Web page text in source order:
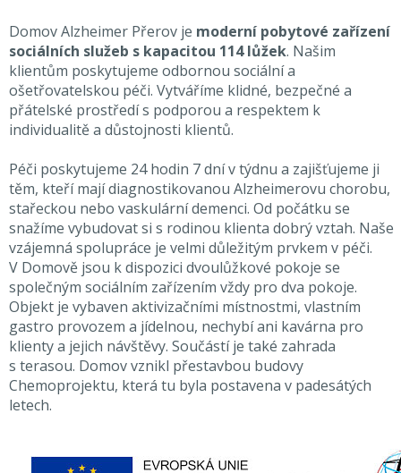
Domov Alzheimer Přerov je moderní pobytové zařízení
sociálních služeb s kapacitou 114 lůžek. Našim
klientům poskytujeme odbornou sociální a
ošetřovatelskou péči. Vytváříme klidné, bezpečné a
přátelské prostředí s podporou a respektem k
individualitě a důstojnosti klientů.
Péči poskytujeme 24 hodin 7 dní v týdnu a zajišťujeme ji
těm, kteří mají diagnostikovanou Alzheimerovu chorobu,
stařeckou nebo vaskulární demenci. Od počátku se
snažíme vybudovat si s rodinou klienta dobrý vztah. Naše
vzájemná spolupráce je velmi důležitým prvkem v péči.
V Domově jsou k dispozici dvoulůžkové pokoje se
společným sociálním zařízením vždy pro dva pokoje.
Objekt je vybaven aktivizačními místnostmi, vlastním
gastro provozem a jídelnou, nechybí ani kavárna pro
klienty a jejich návštěvy. Součástí je také zahrada
s terasou. Domov vznikl přestavbou budovy
Chemoprojektu, která tu byla postavena v padesátých
letech.